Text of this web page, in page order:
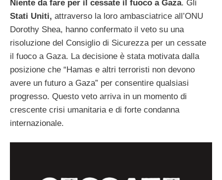
Niente da fare per il cessate il fuoco a Gaza. Gli
Stati Uniti, attraverso la loro ambasciatrice all’ONU
Dorothy Shea, hanno confermato il veto su una
risoluzione del Consiglio di Sicurezza per un cessate
il fuoco a Gaza. La decisione è stata motivata dalla
posizione che “Hamas e altri terroristi non devono
avere un futuro a Gaza” per consentire qualsiasi
progresso. Questo veto arriva in un momento di
crescente crisi umanitaria e di forte condanna
internazionale.